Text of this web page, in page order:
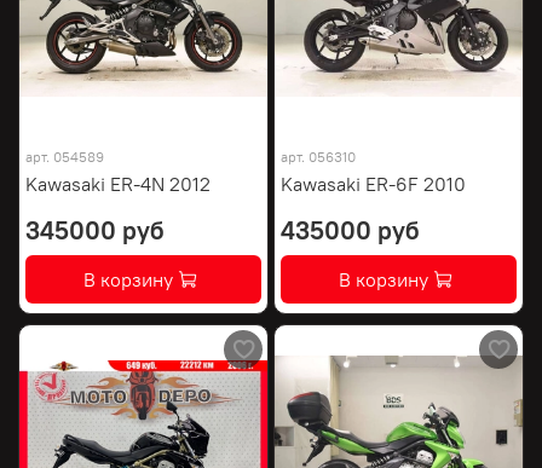
арт. 054589
Kawasaki ER-4N 2012
345000 руб
В корзину
арт. 056310
Kawasaki ER-6F 2010
435000 руб
В корзину